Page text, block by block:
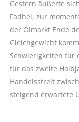
Gestern äußerte
Fadhel, zur
der Ölmarkt Ende
Gleichgewicht
Schwierigkeiten für
für das zweite
Handelsstreit
steigend erwartete